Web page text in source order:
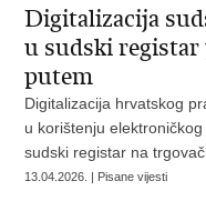
Digitalizacija
u sudski
putem
Digitalizacija hrvatskog
u korištenju
sudski registar na
13.04.2026. | Pisane vijesti